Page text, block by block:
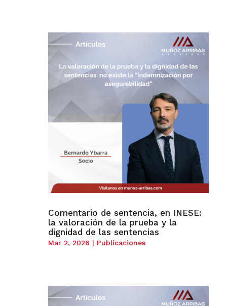
Comentario de sentencia, en INESE:
la valoración de la prueba y la
dignidad de las sentencias
Mar 2, 2026 | Publicaciones